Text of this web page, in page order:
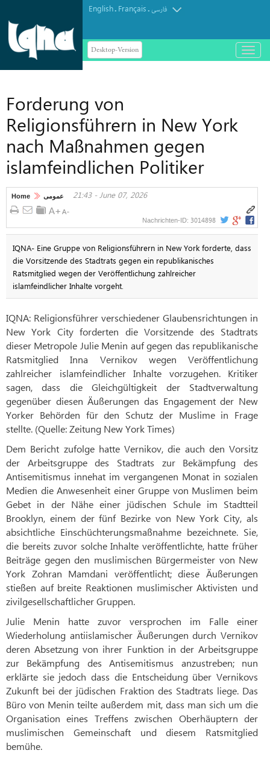
English. Français.فارسی
Desktop-Version
باز
و
Forderung von
Religionsführern in New York
nach Maßnahmen gegen
islamfeindlichen Politiker
Home عمومی 21:43 - June 07, 2026
Nachrichten-ID: 3014898
IQNA- Eine Gruppe von Religionsführern in New York forderte, dass
die Vorsitzende des Stadtrats gegen ein republikanisches
Ratsmitglied wegen der Veröffentlichung zahlreicher
islamfeindlicher Inhalte vorgeht.
IQNA: Religionsführer verschiedener Glaubensrichtungen in
New York City forderten die Vorsitzende des Stadtrats
dieser Metropole Julie Menin auf gegen das republikanische
Ratsmitglied Inna Vernikov wegen Veröffentlichung
zahlreicher islamfeindlicher Inhalte vorzugehen. Kritiker
sagen, dass die Gleichgültigkeit der Stadtverwaltung
gegenüber diesen Äußerungen das Engagement der New
Yorker Behörden für den Schutz der Muslime in Frage
stellte. (Quelle: Zeitung New York Times)
Dem Bericht zufolge hatte Vernikov, die auch den Vorsitz
der Arbeitsgruppe des Stadtrats zur Bekämpfung des
Antisemitismus innehat im vergangenen Monat in sozialen
Medien die Anwesenheit einer Gruppe von Muslimen beim
Gebet in der Nähe einer jüdischen Schule im Stadtteil
Brooklyn, einem der fünf Bezirke von New York City, als
absichtliche Einschüchterungsmaßnahme bezeichnete. Sie,
die bereits zuvor solche Inhalte veröffentlichte, hatte früher
Beiträge gegen den muslimischen Bürgermeister von New
York Zohran Mamdani veröffentlicht; diese Äußerungen
stießen auf breite Reaktionen muslimischer Aktivisten und
zivilgesellschaftlicher Gruppen.
Julie Menin hatte zuvor versprochen im Falle einer
Wiederholung antiislamischer Äußerungen durch Vernikov
deren Absetzung von ihrer Funktion in der Arbeitsgruppe
zur Bekämpfung des Antisemitismus anzustreben; nun
erklärte sie jedoch dass die Entscheidung über Vernikovs
Zukunft bei der jüdischen Fraktion des Stadtrats liege. Das
Büro von Menin teilte außerdem mit, dass man sich um die
Organisation eines Treffens zwischen Oberhäuptern der
muslimischen Gemeinschaft und diesem Ratsmitglied
bemühe.